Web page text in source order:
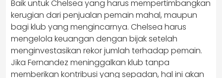
Baik untuk Chelsea yang harus mempertimbangkan
kerugian dari penjualan pemain mahal, maupun
bagi klub yang mengincarnya. Chelsea harus
mengelola keuangan dengan bijak setelah
menginvestasikan rekor jumlah terhadap pemain.
Jika Fernandez meninggalkan klub tanpa
memberikan kontribusi yang sepadan, hal ini akan